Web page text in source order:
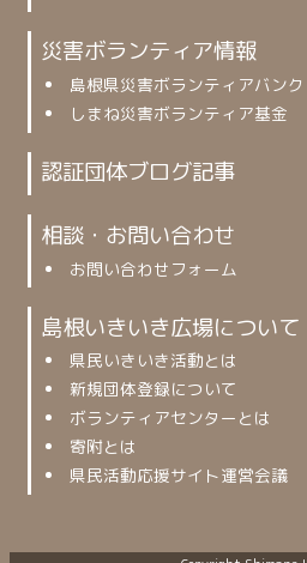
災害ボランティア情報
島根県災害ボランティアバンク
しまね災害ボランティア基金
認証団体ブログ記事
相談・お問い合わせ
お問い合わせフォーム
島根いきいき広場について
県民いきいき活動とは
新規団体登録について
ボランティアセンターとは
寄附とは
県民活動応援サイト運営会議